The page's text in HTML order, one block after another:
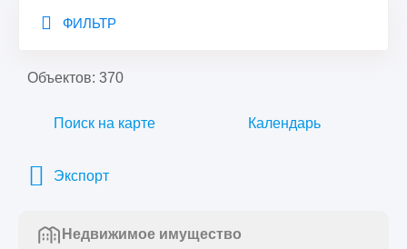
ФИЛЬТР
Объектов: 370
Поиск на карте Календарь
Экспорт
Недвижимое имущество